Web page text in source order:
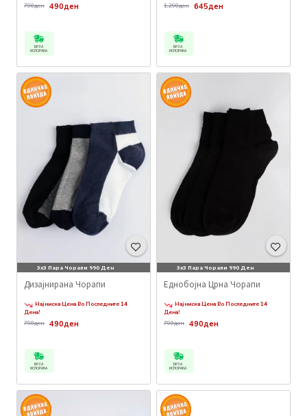
490ден
790ден
БРЗА
ИСПОРАКА
645ден
1,290ден
БРЗА
ИСПОРАКА
3x3 Пара Чорапи 990 Ден
Дизајнирана Чорапи
Најниска Цена Во Последните 14
Дена!
490ден
790ден
БРЗА
ИСПОРАКА
3x3 Пара Чорапи 990 Ден
Еднобојна Црна Чорапи
Најниска Цена Во Последните 14
Дена!
490ден
790ден
БРЗА
ИСПОРАКА